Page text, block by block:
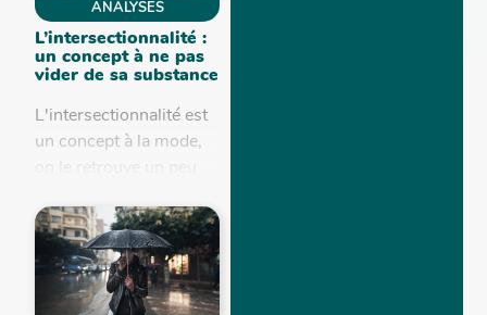
ANALYSES
L’intersectionnalité :
un concept à ne pas
vider de sa substance
L'intersectionnalité est
un concept à la mode,
dossiers de subsides,
au Parlement Européen,
dans les mouvements...